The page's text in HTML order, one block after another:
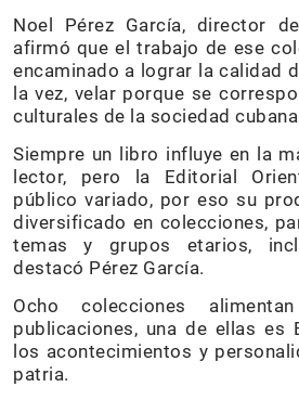
Noel Pérez García, director
afirmó que el trabajo de ese
encaminado a lograr la calidad
la vez, velar porque se
culturales de la sociedad
Siempre un libro influye en la
lector, pero la Editorial
público variado, por eso su
diversificado en colecciones,
temas y grupos etarios,
destacó Pérez García.
Ocho colecciones
publicaciones, una de ellas es
los acontecimientos y
patria.